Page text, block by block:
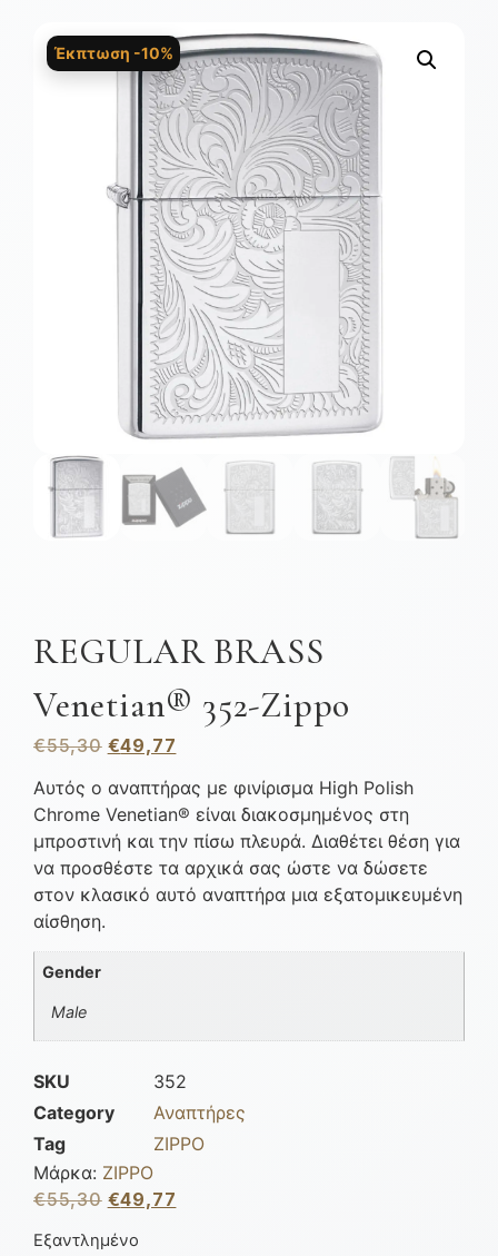
Έκπτωση -10%
REGULAR BRASS
Venetian® 352-Zippo
€55,30 €49,77
Αυτός ο αναπτήρας με φινίρισμα High Polish
Chrome Venetian® είναι διακοσμημένος στη
μπροστινή και την πίσω πλευρά. Διαθέτει θέση για
να προσθέστε τα αρχικά σας ώστε να δώσετε
στον κλασικό αυτό αναπτήρα μια εξατομικευμένη
αίσθηση.
Gender
Male
SKU
352
Category
Αναπτήρες
Tag
ZIPPO
Μάρκα: ZIPPO
€55,30 €49,77
Εξαντλημένο